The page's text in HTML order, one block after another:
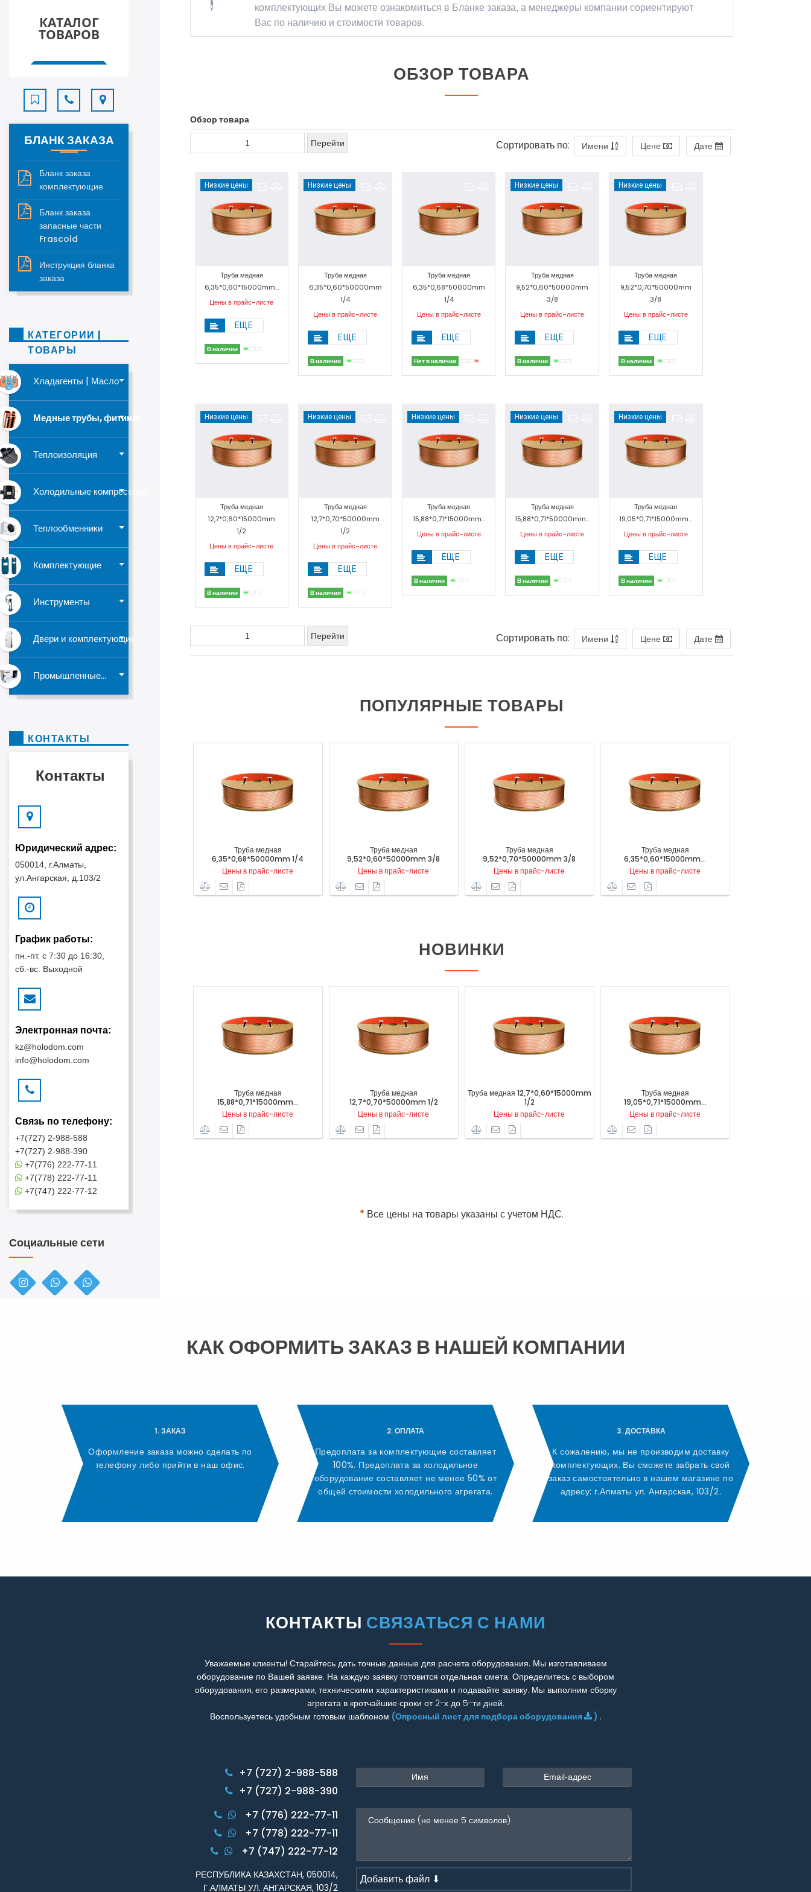
+7(727) 2-988-390
КАТАЛОГ
ТОВАРОВ
БЛАНК ЗАКАЗА
Бланк заказа
комплектующие
Бланк заказа
запасные части
Frascold
Инструкция бланка
заказа
КАТЕГОРИИ |
ТОВАРЫ
Хладагенты | Масло
Медные трубы, фитинги
Теплоизоляция
Холодильные компрессоры
Теплообменники
Комплектующие
Инструменты
Двери и комплектующие...
Промышленные...
КОНТАКТЫ
Контакты
Юридический адрес:
050014, г.Алматы,
ул.Ангарская, д.103/2
График работы:
пн.-пт. с 7:30 до 16:30,
сб.-вс. Выходной
Электронная почта:
kz@holodom.com
info@holodom.com
Связь по телефону:
+7(727) 2-988-588
+7(727) 2-988-390
+7(776) 222-77-11
+7(778) 222-77-11
+7(747) 222-77-12
Социальные сети
комплектующих Вы можете ознакомиться в Бланке заказа, а менеджеры компании сориентируют
Вас по наличию и стоимости товаров.
ОБЗОР ТОВАРА
Обзор товара
Сортировать по: Имени Цене Дате
Низкие цены
Труба медная
6,35*0,60*15000mm...
Цены в прайс-листе
ЕЩЕ
В наличии
Низкие цены
Труба медная
6,35*0,60*50000mm
1/4
Цены в прайс-листе
ЕЩЕ
В наличии
Труба медная
6,35*0,68*50000mm
1/4
Цены в прайс-листе
ЕЩЕ
Нет в наличии
Низкие цены
Труба медная
9,52*0,60*50000mm
3/8
Цены в прайс-листе
ЕЩЕ
В наличии
Низкие цены
Труба медная
9,52*0,70*50000mm
3/8
Цены в прайс-листе
ЕЩЕ
В наличии
Низкие цены
Труба медная
12,7*0,60*15000mm
1/2
Цены в прайс-листе
ЕЩЕ
В наличии
Низкие цены
Труба медная
12,7*0,70*50000mm
1/2
Цены в прайс-листе
ЕЩЕ
В наличии
Низкие цены
Труба медная
15,88*0,71*15000mm...
Цены в прайс-листе
ЕЩЕ
В наличии
Низкие цены
Труба медная
15,88*0,71*50000mm...
Цены в прайс-листе
ЕЩЕ
В наличии
Низкие цены
Труба медная
19,05*0,71*15000mm...
Цены в прайс-листе
ЕЩЕ
В наличии
Сортировать по: Имени Цене Дате
ПОПУЛЯРНЫЕ ТОВАРЫ
Труба медная
в прайс-листе
Труба медная
9,52*0,60*50000mm 3/8
Цены в прайс-листе
Труба медная
9,52*0,70*50000mm 3/8
Цены в прайс-листе
Труба медная
6,35*0,60*15000mm...
Цены в прайс-листе
Труба медная
6,35*0,60*50000mm 1/4
Цены в прайс-листе
НОВИНКИ
Труба медная
15,88*0,71*50000mm...
15,88*0,71*15000mm...
12,7*0,70*50000mm 1/2
Цены в прайс-листе
Труба медная 12,7*0,60*15000mm
Цены в прайс-листе
Труба медная
19,05*0,71*15000mm...
Цены в прайс-листе
15,88*0,71*50000mm...
Цены в прайс-листе
* Все цены на товары указаны с учетом НДС.
КАК ОФОРМИТЬ ЗАКАЗ В НАШЕЙ КОМПАНИИ
1. ЗАКАЗ
Оформление заказа можно сделать по
телефону либо прийти в наш офис.
2. ОПЛАТА
Предоплата за комплектующие составляет
100%. Предоплата за холодильное
оборудование составляет не менее 50% от
общей стоимости холодильного агрегата.
3. ДОСТАВКА
К сожалению, мы не производим доставку
комплектующих. Вы сможете забрать свой
заказ самостоятельно в нашем магазине по
адресу: г.Алматы ул. Ангарская, 103/2.
КОНТАКТЫ СВЯЗАТЬСЯ С НАМИ
Уважаемые клиенты! Старайтесь дать точные данные для расчета оборудования. Мы изготавливаем
оборудование по Вашей заявке. На каждую заявку готовится отдельная смета. Определитесь с выбором
оборудования, его размерами, техническими характеристиками и подавайте заявку. Мы выполним сборку
агрегата в кротчайшие сроки от 2-х до 5-ти дней.
Воспользуетесь удобным готовым шаблоном (Опросный лист для подбора оборудования ) .
+7 (727) 2-988-588
+7 (727) 2-988-390
+7 (776) 222-77-11
+7 (778) 222-77-11
+7 (747) 222-77-12
РЕСПУБЛИКА КАЗАХСТАН, 050014,
Г.АЛМАТЫ УЛ. АНГАРСКАЯ, 103/2
Добавить файл ⬇